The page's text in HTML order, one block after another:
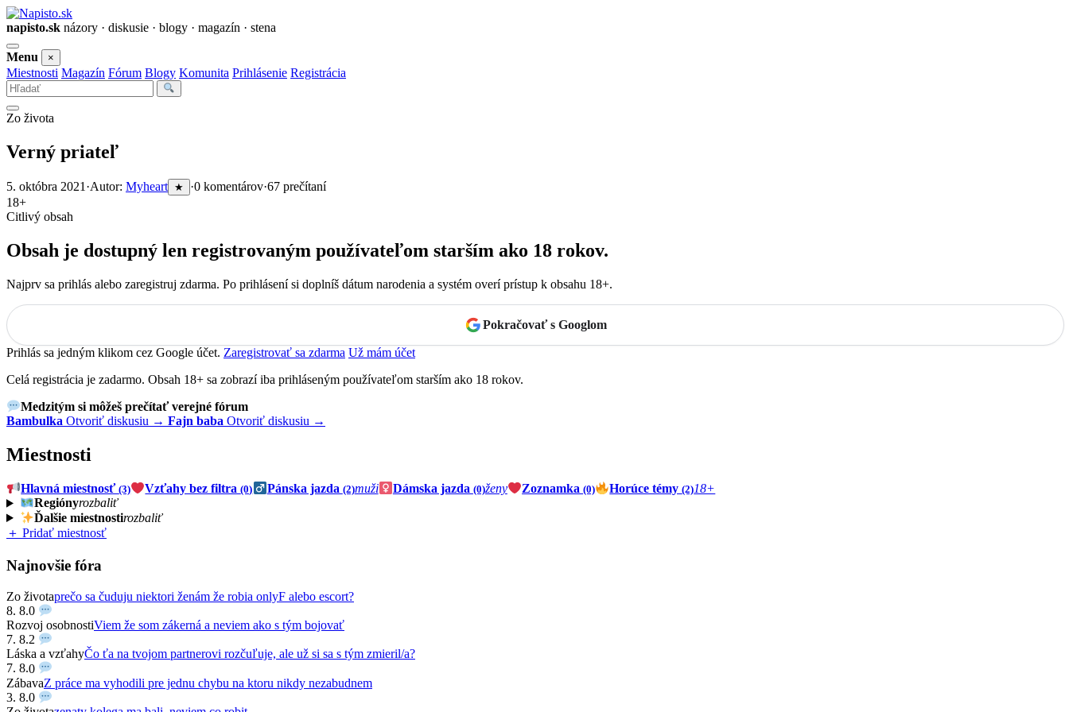
napisto.sk názory · diskusie · blogy · magazín · stena
Otvoriť
menu
Menu ×
Miestnosti Magazín Fórum Blogy Komunita Prihlásenie Registrácia
Vyhľadať
Zo života
Verný priateľ
5. októbra 2021 ·Autor: Myheart ★ ·0 komentárov·67 prečítaní
18+
Citlivý obsah
Obsah je dostupný len registrovaným používateľom starším ako 18 rokov.
Najprv sa prihlás alebo zaregistruj zdarma. Po prihlásení si doplníš dátum narodenia a systém overí prístup k obsahu 18+.
Pokračovať s Googlom
Prihlás sa jedným klikom cez Google účet. Zaregistrovať sa zdarma Už mám účet
Celá registrácia je zadarmo. Obsah 18+ sa zobrazí iba prihláseným používateľom starším ako 18 rokov.
Medzitým si môžeš prečítať verejné fórum
Bambulka Otvoriť diskusiu → Fajn baba Otvoriť diskusiu →
Miestnosti
Hlavná miestnosť(3) Vzťahy bez filtra(0) Pánska jazda (2)muži Dámska jazda (0)ženy Zoznamka(0) Horúce témy(2)18+
Regiónyrozbaliť
Ďalšie miestnostirozbaliť
＋ Pridať miestnosť
Najnovšie fóra
Zo životaprečo sa čuduju niektori ženám že robia onlyF alebo escort?
8. 8.0
Rozvoj osobnostiViem že som zákerná a neviem ako s tým bojovať
7. 8.2
Láska a vzťahyČo ťa na tvojom partnerovi rozčuľuje, ale už si sa s tým zmieril/a?
7. 8.0
ZábavaZ práce ma vyhodili pre jednu chybu na ktoru nikdy nezabudnem
3. 8.0